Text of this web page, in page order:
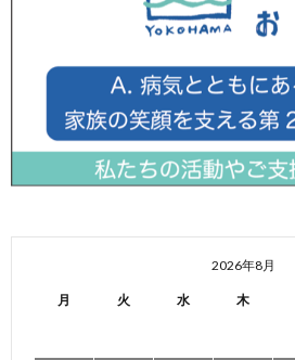
2026年8月
月 火 水 木